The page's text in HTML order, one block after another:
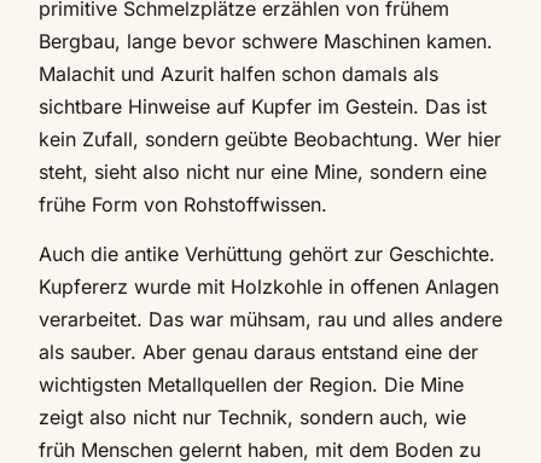
primitive Schmelzplätze erzählen von frühem
Bergbau, lange bevor schwere Maschinen kamen.
Malachit und Azurit halfen schon damals als
sichtbare Hinweise auf Kupfer im Gestein. Das ist
kein Zufall, sondern geübte Beobachtung. Wer hier
steht, sieht also nicht nur eine Mine, sondern eine
frühe Form von Rohstoffwissen.
Auch die antike Verhüttung gehört zur Geschichte.
Kupfererz wurde mit Holzkohle in offenen Anlagen
verarbeitet. Das war mühsam, rau und alles andere
als sauber. Aber genau daraus entstand eine der
wichtigsten Metallquellen der Region. Die Mine
zeigt also nicht nur Technik, sondern auch, wie
früh Menschen gelernt haben, mit dem Boden zu